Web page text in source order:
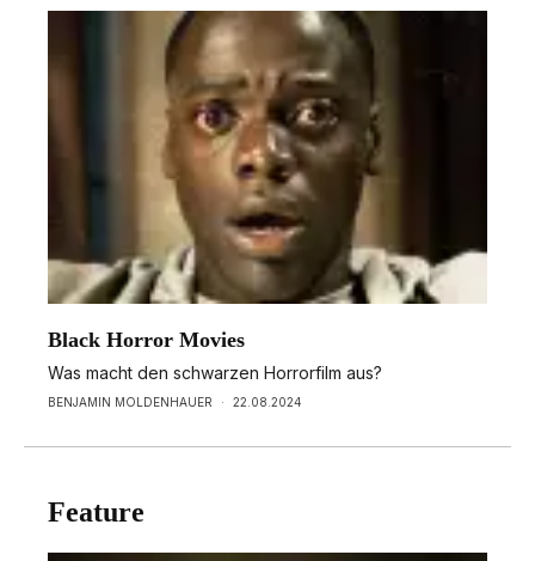
Black Horror Movies
Was macht den schwarzen Horrorfilm aus?
BENJAMIN MOLDENHAUER · 22.08.2024
Feature